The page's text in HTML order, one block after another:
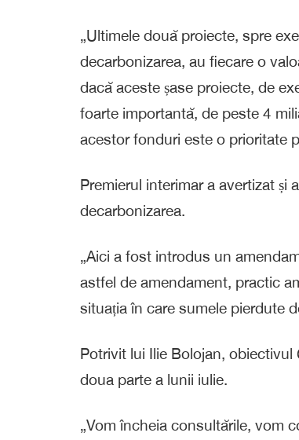
„Ultimele două proiecte, spre
decarbonizarea, au fiecare o
dacă aceste șase proiecte, de
foarte importantă, de peste 4
acestor fonduri este o prioritate
Premierul interimar a avertizat
decarbonizarea.
„Aici a fost introdus un
astfel de amendament, practic
situația în care sumele pierdute
Potrivit lui Ilie Bolojan,
doua parte a lunii iulie.
„Vom încheia consultările, vom